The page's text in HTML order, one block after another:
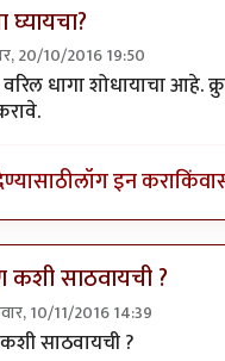
20/10/2016 19:50
धागा शोधायाचा आहे.
लॉग इन कराकिंवा
साठवायची ?
10/11/2016 14:39
साठवायची ?